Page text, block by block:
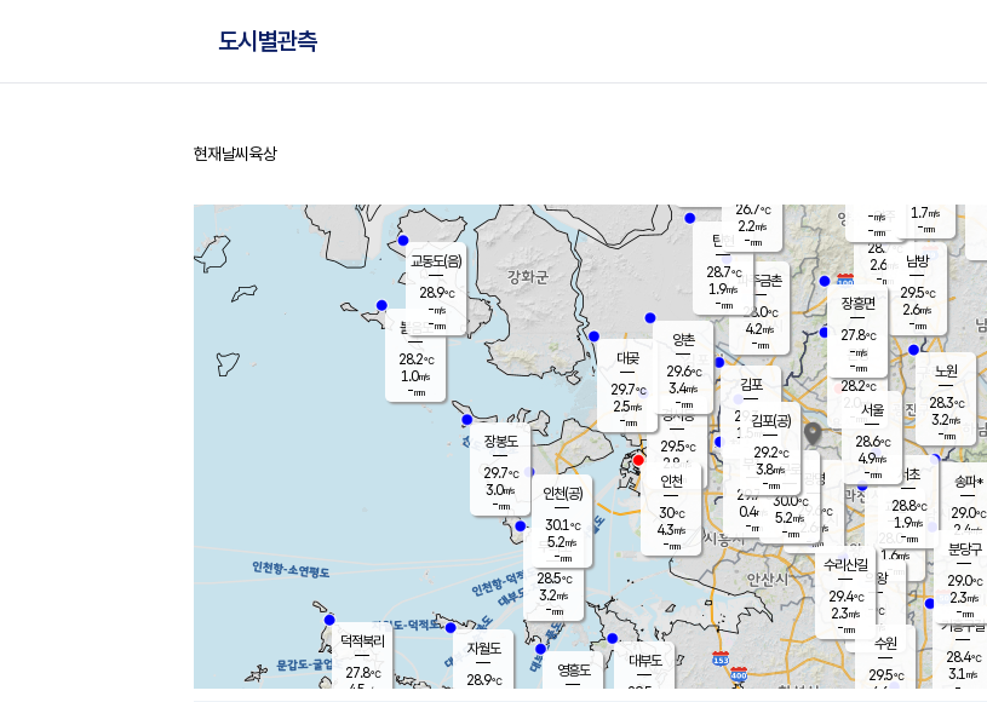
도시별관측
홈
현재날씨 육상
무의도
28.5℃
3.2m/s
-mm
영흥도
볼음도
28.2℃
1.0m/s
-mm
자월도
28.9℃
양주
28.7℃
2.6
-mm
과천
28.0℃
1.6m/s
- mm
장봉도
29.7℃
3.0m/s
-mm
대부도
29.5
경서동
29.5℃
2.8 m/s
-mm
파주금촌
28.0℃
4.2m/s
-mm
대곶
29.7℃
2.5m/s
-mm
탄현
28.7℃
1.9m/s
-mm
의왕
- ℃
m/s
mm
김포
29.3℃
1.5 m/s
mm
광명
29.6 ℃
2.6 m/s
-mm
부천
29.7℃
0.4m/s
-mm
양촌
29.6℃
3.4m/s
-mm
구로
30.0℃
5.2m/s
-mm
은평
28.2℃
2.0 m/s
- mm
노원
28.3℃
3.2m/s
-mm
송파*
29.0℃
2.4m/s
-mm
서초
28.8℃
1.9m/s
-mm
남방
29.5℃
2.6m/s
-mm
기흥구갈
28.4℃
3.1 m/s
-
수리산길
29.4℃
2.3m/s
-mm
분당구
29.0℃
2.3m/s
-mm
장흥면
27.8℃
-m/s
-mm
-m/s
-mm
덕적북리
27.8℃
4.5 m/s
인천(공)
30.1℃
5.2m/s
-mm
김포(공)
29.2℃
3.8m/s
-mm
교동도(음)
28.9℃
-m/s
-mm
수원
29.5℃
4.6 m/s
인천
30℃
4.3m/s
-mm
서울
28.6℃
4.9m/s
-mm
26.7℃
2.2m/s
-mm
1.7m/s
-mm